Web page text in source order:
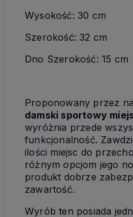
Wysokość: 30 cm
Szerokość: 32 cm
Dno Szerokość: 15 cm
Proponowany przez
damski sportowy
wyróżnia przede
funkcjonalność.
ilości miejsc do
różnym opcjom jego
produkt dobrze
zawartość.
Wyrób ten posiada